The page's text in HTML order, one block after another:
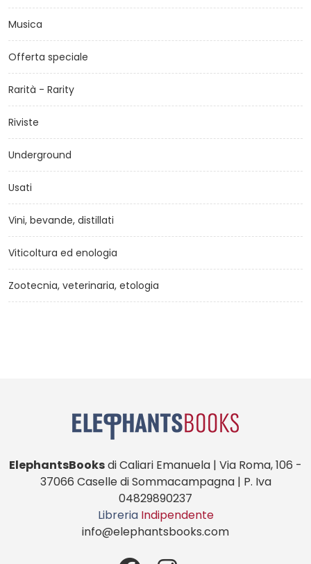
Musica
Offerta speciale
Rarità - Rarity
Riviste
Underground
Usati
Vini, bevande, distillati
Viticoltura ed enologia
Zootecnia, veterinaria, etologia
ElephantsBooksdi Caliari Emanuela | Via Roma, 106 -
37066 Caselle di Sommacampagna | P. Iva
04829890237
Libreria Indipendente
info@elephantsbooks.com